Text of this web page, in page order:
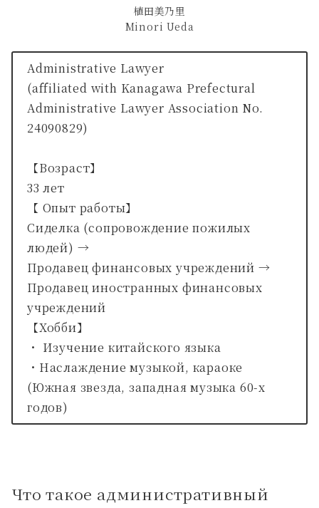
植田美乃里
Minori Ueda
Administrative Lawyer
(affiliated with Kanagawa Prefectural
Administrative Lawyer Association No.
24090829)
【Возраст】
33 лет
【 Опыт работы】
Сиделка (сопровождение пожилых
людей) →
Продавец финансовых учреждений →
Продавец иностранных финансовых
учреждений
【Хобби】
・ Изучение китайского языка
・Наслаждение музыкой, караоке
(Южная звезда, западная музыка 60-х
годов)
Что такое административный